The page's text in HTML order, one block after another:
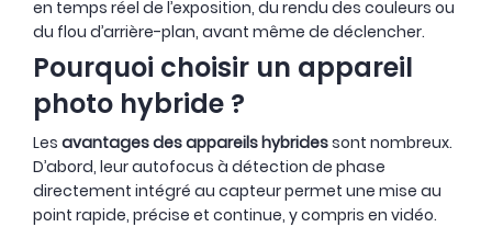
en temps réel de l’exposition, du rendu des couleurs ou
du flou d’arrière-plan, avant même de déclencher.
Pourquoi choisir un appareil
photo hybride ?
Les avantages des appareils hybridessont nombreux.
D’abord, leur autofocus à détection de phase
directement intégré au capteur permet une mise au
point rapide, précise et continue, y compris en vidéo.